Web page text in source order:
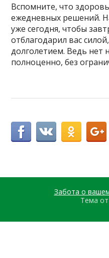
Вспомните, что
ежедневных решений.
уже сегодня, чтобы
отблагодарил вас
долголетием. Ведь нет
полноценно, без
Забота о
Тема от